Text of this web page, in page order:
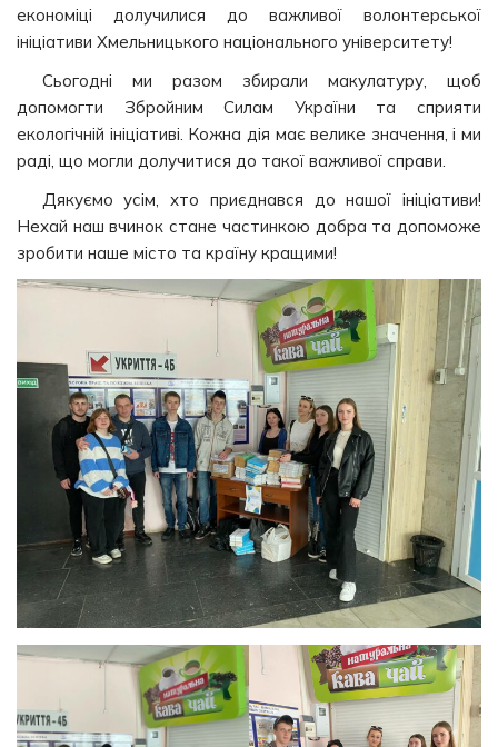
економіці долучилися до важливої волонтерської
ініціативи Хмельницького національного університету!
Сьогодні ми разом збирали макулатуру, щоб
допомогти Збройним Силам України та сприяти
екологічній ініціативі. Кожна дія має велике значення, і ми
раді, що могли долучитися до такої важливої справи.
Дякуємо усім, хто приєднався до нашої ініціативи!
Нехай наш вчинок стане частинкою добра та допоможе
зробити наше місто та країну кращими!